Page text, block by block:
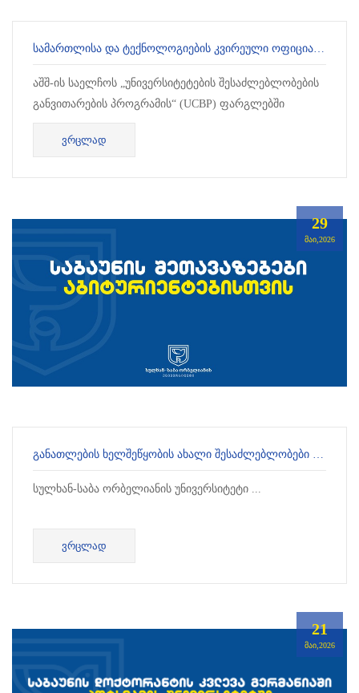
ᲡᲐᲛᲐᲠᲗᲚᲘᲡᲐ ᲓᲐ ᲢᲔᲥᲜᲝᲚᲝᲒᲘᲔᲑᲘᲡ ᲙᲕᲘᲠᲔᲣᲚᲘ ᲝᲤᲘᲪᲘᲐᲚᲣᲠᲐᲓ ᲒᲐᲘᲮᲡᲜᲐ.
აშშ-ის საელჩოს „უნივერსიტეტების შესაძლებლობების
განვითარების პროგრამის“ (UCBP) ფარგლებში
ორშაბათს სულხან-საბა ორბელიანის უნივერ...
ᲕᲠᲪᲚᲐᲓ
29
ᲛᲐᲘ,2026
ᲒᲐᲜᲐᲗᲚᲔᲑᲘᲡ ᲮᲔᲚᲨᲔᲬᲧᲝᲑᲘᲡ ᲐᲮᲐᲚᲘ ᲨᲔᲡᲐᲫᲚᲔᲑᲚᲝᲑᲔᲑᲘ ᲐᲑᲘᲢᲣᲠᲘᲔᲜᲢᲔᲑᲘᲡᲗᲕᲘᲡ
სულხან-საბა ორბელიანის უნივერსიტეტი ...
ᲕᲠᲪᲚᲐᲓ
21
ᲛᲐᲘ,2026